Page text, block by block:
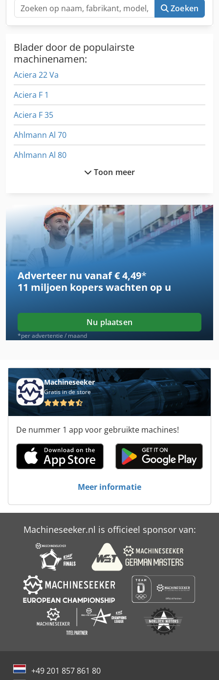
Zoeken
Blader door de populairste
machinenamen:
Aciera 22 Va
Aciera F 1
Aciera F 35
Ahlmann Al 70
Ahlmann Al 80
Ahlmann As 150
Ahlmann As 70
Ahlmann As 90
Ahlmann Az 10
Ahlmann Az 14
Ahlmann Az 150
Air Conditioner
Asv 4810
Auto Bekleding
Claas Pers
Grass Bbm St
Hatz Diesel
Kverneland Cld
Landis Amp Staefa
Toon meer
Adverteer nu vanaf € 4,49*
11 miljoen koperswachten op u
Nu plaatsen
*per advertentie / maand
Machineseeker
Gratis in de store
De nummer 1 app voor gebruikte machines!
Meer informatie
Machineseeker.nl is officieel sponsor van:
+49 201 857 861 80